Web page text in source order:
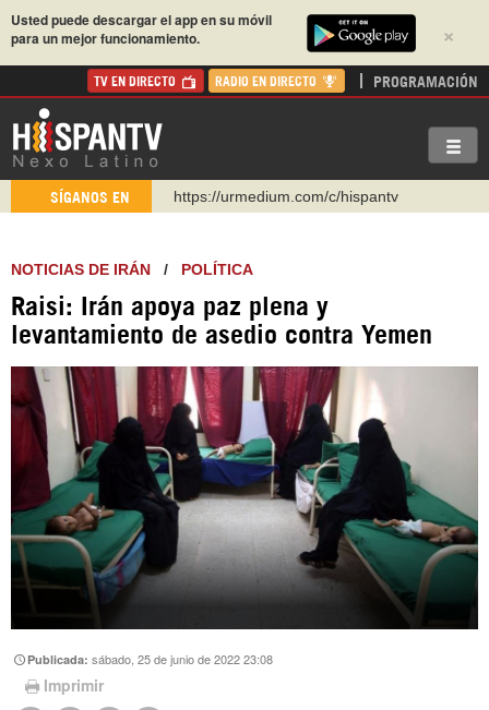
×
Usted puede descargar el app en su móvil
para un mejor funcionamiento.
TV EN DIRECTO RADIO EN DIRECTO PROGRAMACIÓN
SÍGANOS EN
https://urmedium.com/c/hispantv
Instagram como: hispan_tv
https://www.facebook.com/Nexolatino.Canal
https://www.youtube.com/@nexo_latino
https://t.me/hispantvcanal
NOTICIAS DE IRÁN / POLÍTICA
Raisi: Irán apoya paz plena y
levantamiento de asedio contra Yemen
Publicada:sábado, 25 de junio de 2022 23:08
Imprimir